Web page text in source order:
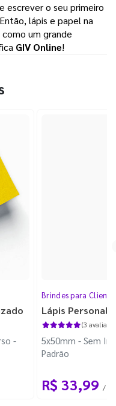
escrever o seu primeiro
lápis e papel na
um grande
GIV Online!
-
Brindes para
Lápis
(3
5x50mm - Sem
Padrão
R$ 33,99 / 10